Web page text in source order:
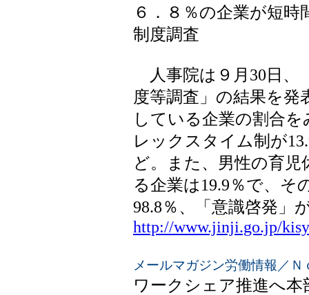
６．８％の企業が短時
制度調査
人事院は９月30日、
度等調査」の結果を発
している企業の割合
レックスタイム制が
ど。また、男性の育
る企業は19.9％で、そ
98.8％、「意識啓発」
http://www.jinji.go.jp/
メールマガジン労働情報／Ｎ
ワークシェア推進へ